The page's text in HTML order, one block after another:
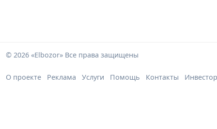
© 2026 «Elbozor» Все права защищены
О проекте Реклама Услуги Помощь Контакты